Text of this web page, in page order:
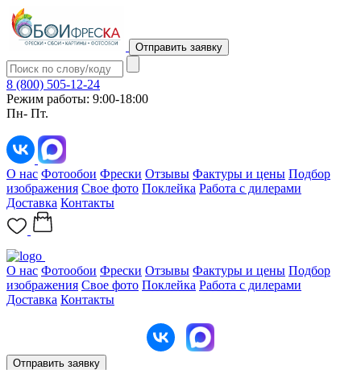
Отправить заявку
8 (800) 505-12-24
Режим работы: 9:00-18:00
Пн- Пт.
О нас Фотообои Фрески Отзывы Фактуры и цены Подбор
изображения Свое фото Поклейка Работа с дилерами
Доставка Контакты
О нас Фотообои Фрески Отзывы Фактуры и цены Подбор
изображения Свое фото Поклейка Работа с дилерами
Доставка Контакты
Отправить заявку